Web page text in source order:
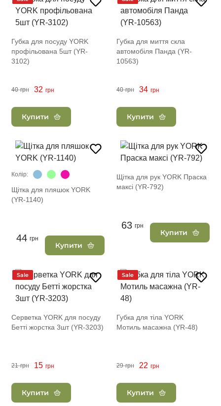
Губка для посуду YORK
профільована 5шт (YR-
3102)
40 грн 32 грн
Купити
Губка для миття скла
автомобіля Панда (YR-
10563)
40 грн 34 грн
Купити
Колір:
Щітка для пляшок YORK
(YR-1140)
44 грн
Купити
Щітка для рук YORK Праска
максі (YR-792)
63 грн
Купити
Sale
Серветка YORK для посуду
Бетті жорстка 3шт (YR-3203)
21 грн 15 грн
Купити
Sale
Губка для тіла YORK
Мотиль масажна (YR-48)
29 грн 22 грн
Купити